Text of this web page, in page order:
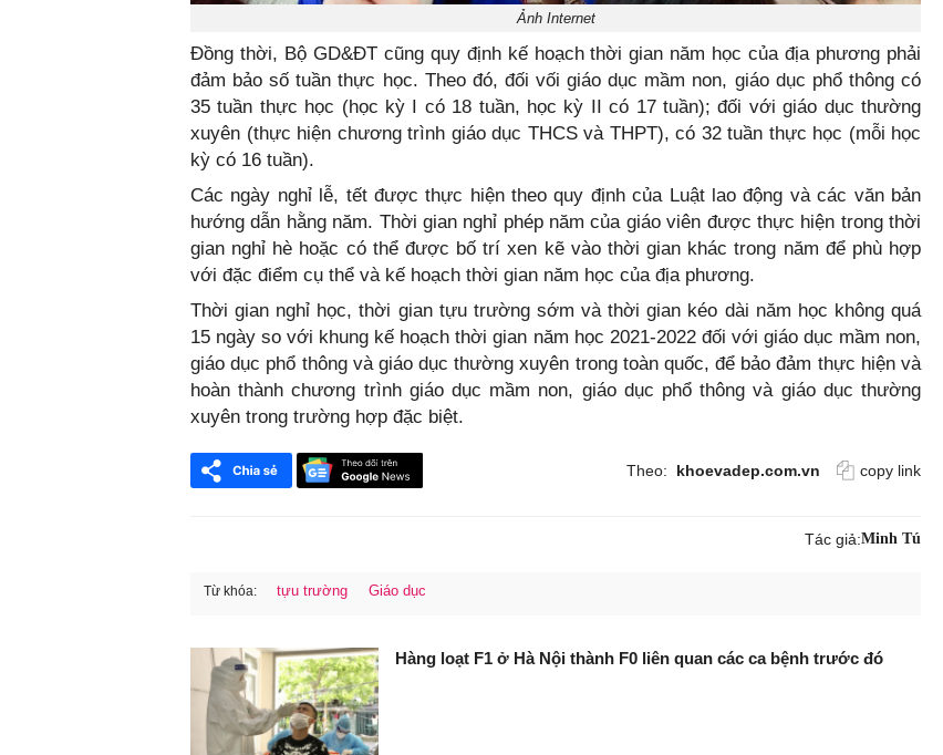
Ảnh Internet
Đồng thời, Bộ GD&ĐT cũng quy định kế hoạch thời gian năm học của địa phương phải
đảm bảo số tuần thực học. Theo đó, đối vối giáo dục mầm non, giáo dục phổ thông có
35 tuần thực học (học kỳ I có 18 tuần, học kỳ II có 17 tuần); đối với giáo dục thường
xuyên (thực hiện chương trình giáo dục THCS và THPT), có 32 tuần thực học (mỗi học
kỳ có 16 tuần).
Các ngày nghỉ lễ, tết được thực hiện theo quy định của Luật lao động và các văn bản
hướng dẫn hằng năm. Thời gian nghỉ phép năm của giáo viên được thực hiện trong thời
gian nghỉ hè hoặc có thể được bố trí xen kẽ vào thời gian khác trong năm để phù hợp
với đặc điểm cụ thể và kế hoạch thời gian năm học của địa phương.
Thời gian nghỉ học, thời gian tựu trường sớm và thời gian kéo dài năm học không quá
15 ngày so với khung kế hoạch thời gian năm học 2021-2022 đối với giáo dục mầm non,
giáo dục phổ thông và giáo dục thường xuyên trong toàn quốc, để bảo đảm thực hiện và
hoàn thành chương trình giáo dục mầm non, giáo dục phổ thông và giáo dục thường
xuyên trong trường hợp đặc biệt.
Theo: khoevadep.com.vn copy link
Tác giả:Minh Tú
Từ khóa: tựu trường Giáo dục
Hàng loạt F1 ở Hà Nội thành F0 liên quan các ca bệnh trước đó